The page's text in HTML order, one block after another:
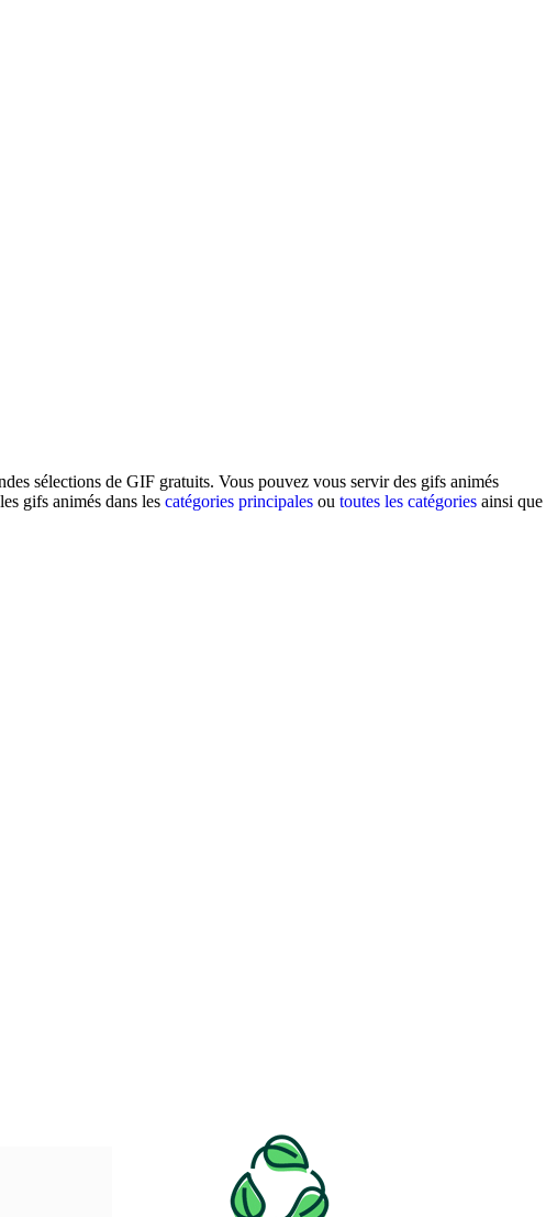
sélections de GIF gratuits. Vous pouvez vous servir des gifs animés
gifs animés dans les catégories principales ou toutes les catégories ainsi que